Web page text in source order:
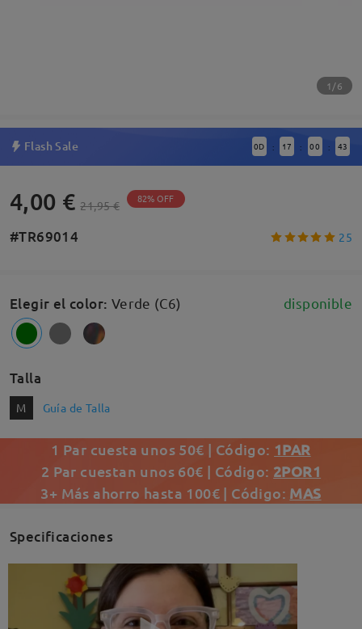
1/6
Flash Sale 0D : 17 : 00 : 43
4,00 € 21,95 € 82% OFF
#TR69014 25
Elegir el color: Verde (C6) disponible
Talla
M Guía de Talla
1 Par cuesta unos 50€ | Código: 1PAR
2 Par cuestan unos 60€ | Código: 2POR1
3+ Más ahorro hasta 100€ | Código: MAS
Specificaciones